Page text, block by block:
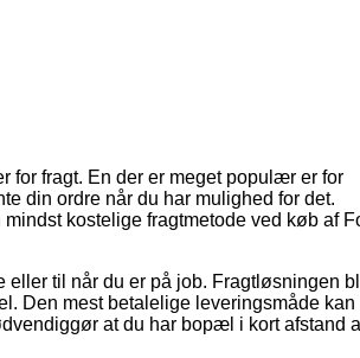
for fragt. En der er meget populær er for
din ordre når du har mulighed for det.
kostelige fragtmetode ved køb af
til når du er på job. Fragtløsningen
Den mest betalelige leveringsmåde kan
at du har bopæl i kort afstand